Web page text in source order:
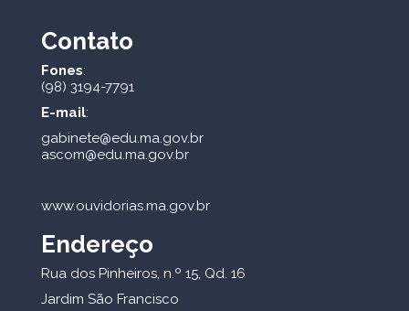
Contato
Fones:
(98) 3194-7791
E-mail:
gabinete@edu.ma.gov.br
ascom@edu.ma.gov.br
www.ouvidorias.ma.gov.br
Endereço
Rua dos Pinheiros, n.º 15, Qd. 16
Jardim São Francisco